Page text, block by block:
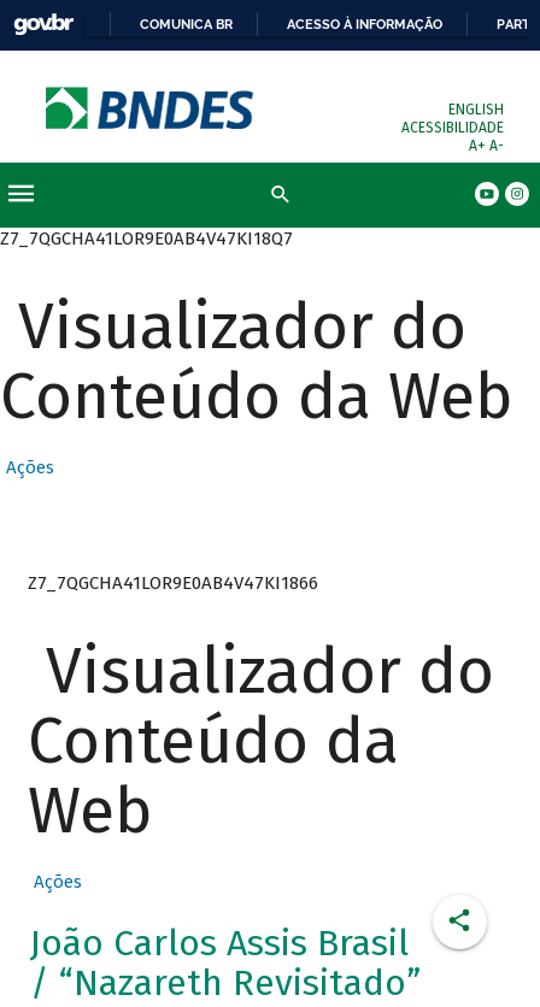
COMUNICA BR ACESSO À INFORMAÇÃO
ENGLISH
ACESSIBILIDADE
A+ A-
Z7_7QGCHA41LOR9E0AB4V47KI18Q7
Visualizador do
Conteúdo da Web
Ações
Z7_7QGCHA41LOR9E0AB4V47KI1866
Visualizador do
Conteúdo da
Web
Ações
João Carlos Assis Brasil
/ “Nazareth Revisitado”